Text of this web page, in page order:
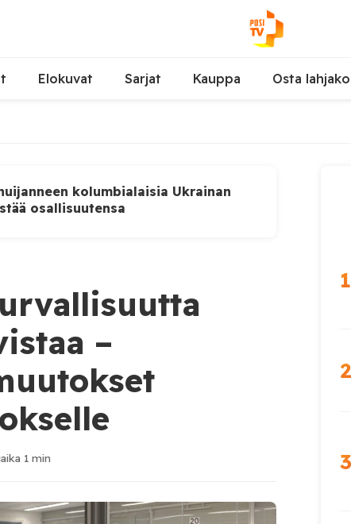
Elokuvat Sarjat Kauppa Osta
kolumbialaisia Ukrainan
osallisuutensa
–
1 min
1
2
3